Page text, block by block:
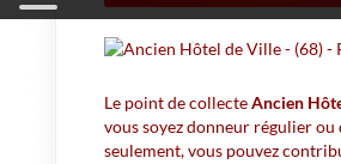
Le point de collecteAncien
vous soyez donneur régulier
seulement, vous pouvez